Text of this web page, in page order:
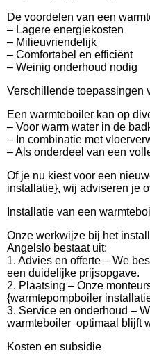
De voordelen van een
– Lagere energiekosten
– Milieuvriendelijk
– Comfortabel en efficiënt
– Weinig onderhoud nodig
Verschillende toepassingen
Een warmteboiler kan op
– Voor warm water in de
– In combinatie met
– Als onderdeel van een
Of je nu kiest voor een
installatie}, wij adviseren je
Installatie van een
Onze werkwijze bij het
Angelslo bestaat uit:
1. Advies en offerte – We
een duidelijke prijsopgave.
2. Plaatsing – Onze
{warmtepompboiler
3. Service en onderhoud –
warmteboiler optimaal blijft
Kosten en subsidie